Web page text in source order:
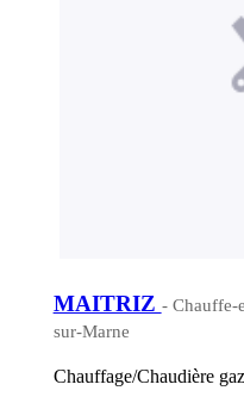
MAITRIZ - Chauffe-
sur-Marne
Chauffage/Chaudière